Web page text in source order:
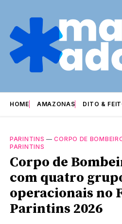
HOME AMAZONAS DITO &
PARINTINS —CORPO DE
PARINTINS
Corpo de
com quatro
operacionais no
Parintins 2026